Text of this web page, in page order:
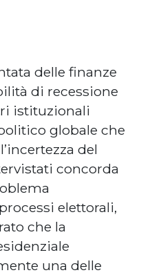
delle finanze
di recessione
istituzionali
globale che
del
concorda
elettorali,
che la
una delle